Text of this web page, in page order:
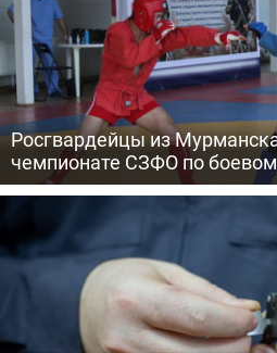
Росгвардейцы из
чемпионате СЗФО по